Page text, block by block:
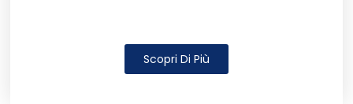
Scopri Di Più